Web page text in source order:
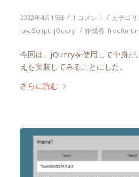
2022年4月16日 / 1 コメント / カテゴリ:
JavaScript, jQuery / 作成者:
今回は、jQueryを使用して中身
えを実装してみることにした。
さらに読む